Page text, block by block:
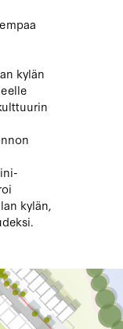
kylän
kylän,